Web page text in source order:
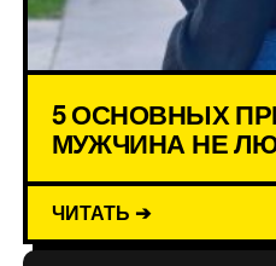
5 ОСНОВНЫХ
МУЖЧИНА НЕ
ЧИТАТЬ ➔